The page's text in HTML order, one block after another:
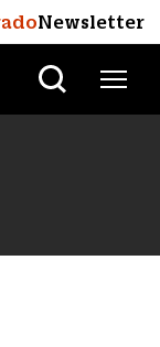
Newsletter